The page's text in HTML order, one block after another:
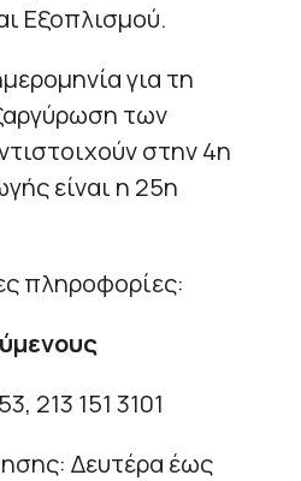
Εξοπλισμού.
για τη
των
στην 4η
είναι η 25η
πληροφορίες:
213 151 3101
Δευτέρα έως